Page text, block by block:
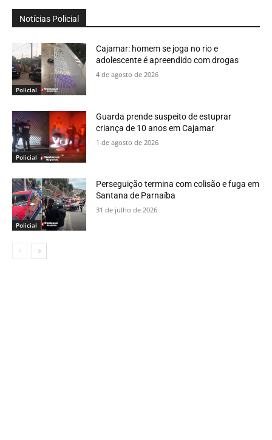
Notícias Policial
Policial
Cajamar: homem se joga no rio e
adolescente é apreendido com drogas
4 de agosto de 2026
Policial
Guarda prende suspeito de estuprar
criança de 10 anos em Cajamar
1 de agosto de 2026
Policial
Perseguição termina com colisão e fuga em
Santana de Parnaíba
31 de julho de 2026